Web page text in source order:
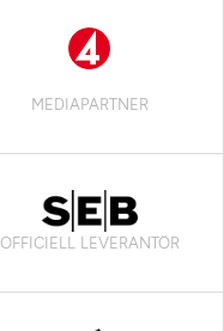
MEDIAPARTNER
OFFICIELL LEVERANTÖR